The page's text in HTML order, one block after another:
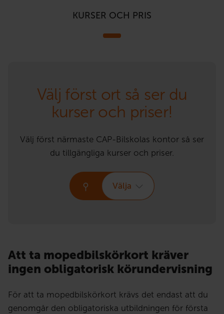
KURSER OCH PRIS
Välj först ort så ser du
kurser och priser!
Välj först närmaste CAP-Bilskolas kontor så ser
du tillgängliga kurser och priser.
Välja
Att ta mopedbilskörkort kräver
ingen obligatorisk körundervisning
För att ta mopedbilskörkort krävs det endast att du
genomgår den obligatoriska utbildningen för första